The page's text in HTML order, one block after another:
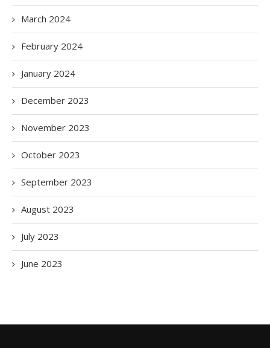
March 2024
February 2024
January 2024
December 2023
November 2023
October 2023
September 2023
August 2023
July 2023
June 2023